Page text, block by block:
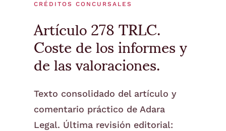
CRÉDITOS CONCURSALES
Artículo 278 TRLC.
Coste de los informes y
de las valoraciones.
Texto consolidado del artículo y
comentario práctico de Adara
Legal. Última revisión editorial: